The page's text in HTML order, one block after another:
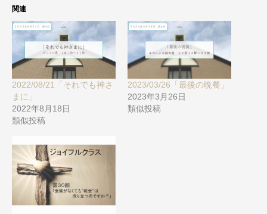
関連
2022/08/21「それでも神さ
まに」
2022年8月18日
類似投稿
2023/03/26「最後の晩餐」
2023年3月26日
類似投稿